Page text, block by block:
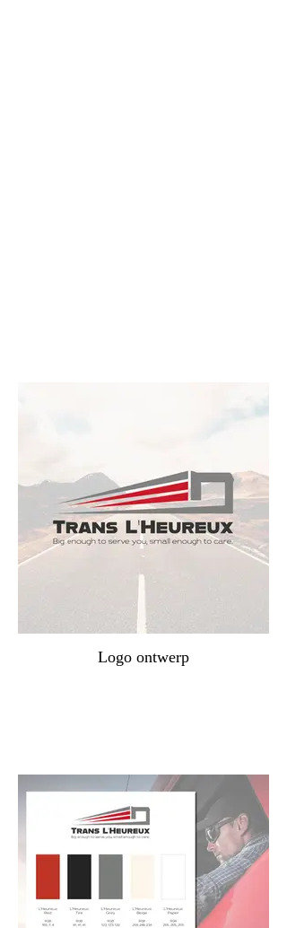
Logo ontwerp